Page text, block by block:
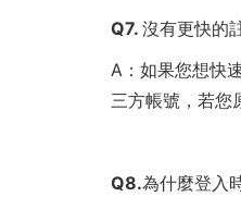
Q7. 沒有更快的
A：如果您想快
三方帳號，若您
Q8.為什麼登入